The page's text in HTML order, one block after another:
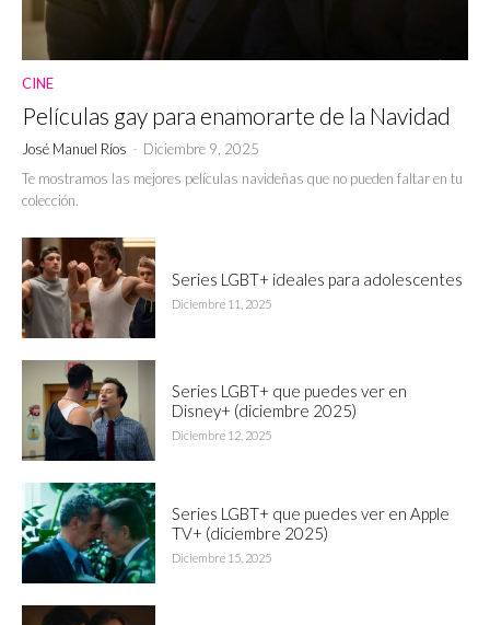
CINE
Películas gay para enamorarte de la Navidad
José Manuel Ríos - Diciembre 9, 2025
Te mostramos las mejores películas navideñas que no pueden faltar en tu
colección.
Series LGBT+ ideales para adolescentes
Diciembre 11, 2025
Series LGBT+ que puedes ver en
Disney+ (diciembre 2025)
Diciembre 12, 2025
Series LGBT+ que puedes ver en Apple
TV+ (diciembre 2025)
Diciembre 15, 2025